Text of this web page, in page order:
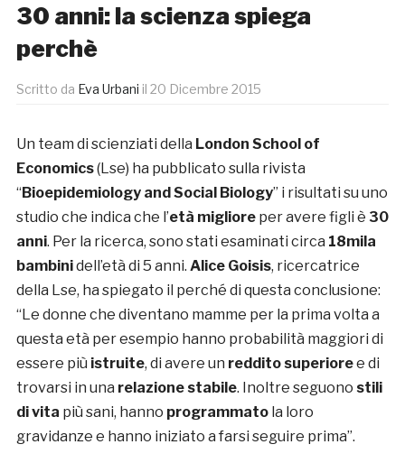
30 anni: la scienza spiega
perchè
Scritto da Eva Urbani il 20 Dicembre 2015
Un team di scienziati della London School of
Economics(Lse) ha pubblicato sulla rivista
“Bioepidemiology and Social Biology” i risultati su uno
studio che indica che l’età migliore per avere figli è 30
anni. Per la ricerca, sono stati esaminati circa 18mila
bambinidell’età di 5 anni. Alice Goisis, ricercatrice
della Lse, ha spiegato il perché di questa conclusione:
“Le donne che diventano mamme per la prima volta a
questa età per esempio hanno probabilità maggiori di
essere più istruite, di avere un reddito superioree di
trovarsi in una relazione stabile. Inoltre seguono stili
di vita più sani, hanno programmatola loro
gravidanze e hanno iniziato a farsi seguire prima”.